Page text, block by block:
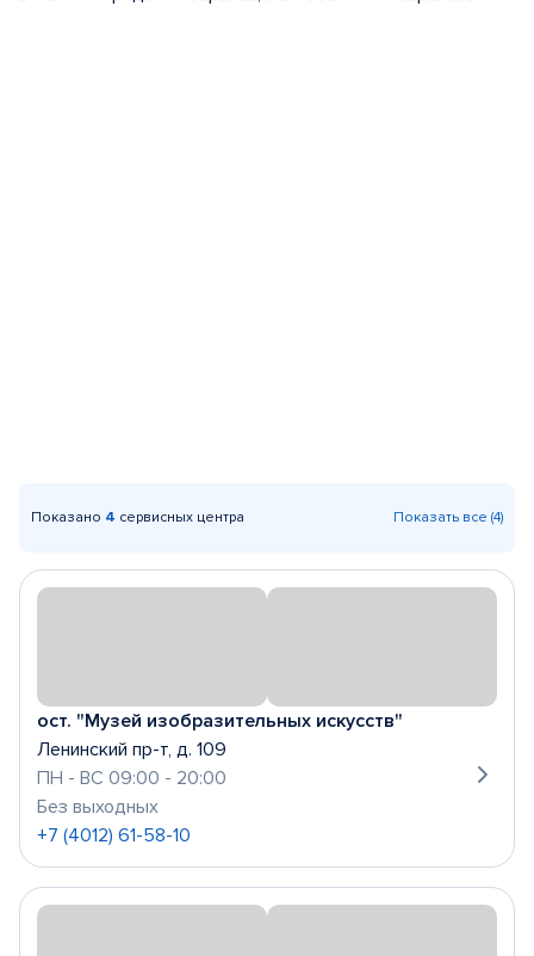
Показано 4 сервисных центра Показать все (4)
ост. "Музей изобразительных искусств"
Ленинский пр-т, д. 109
ПН - ВС 09:00 - 20:00
Без выходных
+7 (4012) 61-58-10